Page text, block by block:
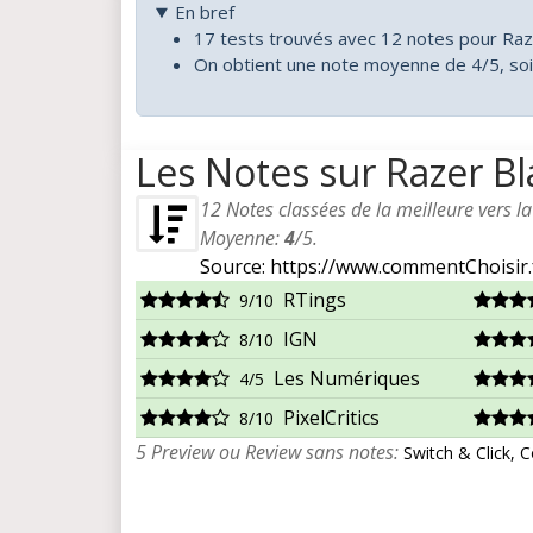
En bref
17 tests trouvés avec 12 notes pour
On obtient une note moyenne de 4/5,
Les Notes sur Razer
12Notes classées de la meilleure vers
Moyenne:4/5.
Source: https://
9/10 RTings
8/10 IGN
4/5 Les Numériques
8/10 PixelCritics
5 Preview ou Review sans notes: Switch & Click,